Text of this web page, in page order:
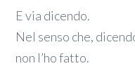
E via dicendo.
Nel senso che,
non l’ho fatto.